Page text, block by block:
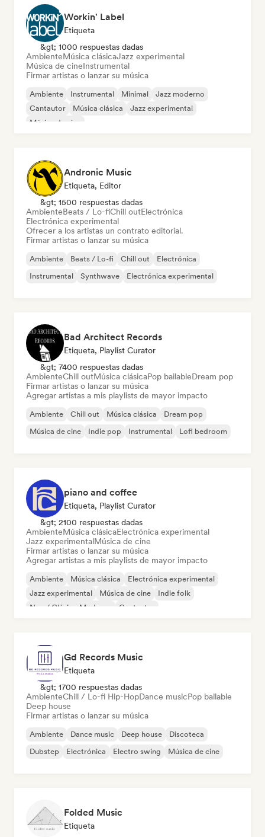
Workin' Label
Etiqueta
&gt; 1000 respuestas dadas
AmbienteMúsica clásicaJazz experimental
Música de cineInstrumental
Firmar artistas o lanzar su música
Ambiente Instrumental Minimal
Jazz moderno
Cantautor
Música clásica
Jazz experimental
Música de cine
Andronic Music
Etiqueta, Editor
&gt; 1500 respuestas dadas
AmbienteBeats / Lo-fiChill outElectrónica
Electrónica experimental
Ofrecer a los artistas un contrato editorial.
Firmar artistas o lanzar su música
Ambiente Beats / Lo-fi Chill out
Electrónica
Instrumental
Synthwave Electrónica experimental
Bad Architect Records
Etiqueta, Playlist Curator
&gt; 7400 respuestas dadas
AmbienteChill outMúsica clásicaPop bailableDream pop
Firmar artistas o lanzar su música
Agregar artistas a mis playlists de mayor impacto
Ambiente Chill out Música clásica
Dream pop
Música de cine
Indie pop Instrumental Lofi bedroom
piano and coffee
Etiqueta, Playlist Curator
&gt; 2100 respuestas dadas
AmbienteMúsica clásicaElectrónica experimental
Jazz experimentalMúsica de cine
Firmar artistas o lanzar su música
Agregar artistas a mis playlists de mayor impacto
Ambiente Música clásica
Electrónica experimental
Jazz experimental
Música de cine
Indie folk
Neo / Clásico Moderno
Cantautor
Gd Records Music
Etiqueta
&gt; 1700 respuestas dadas
AmbienteChill / Lo-fi Hip-HopDance musicPop bailable
Deep house
Firmar artistas o lanzar su música
Ambiente Dance music Deep house
Discoteca
Dubstep
Electrónica Electro swing Música de cine
Folded Music
Etiqueta